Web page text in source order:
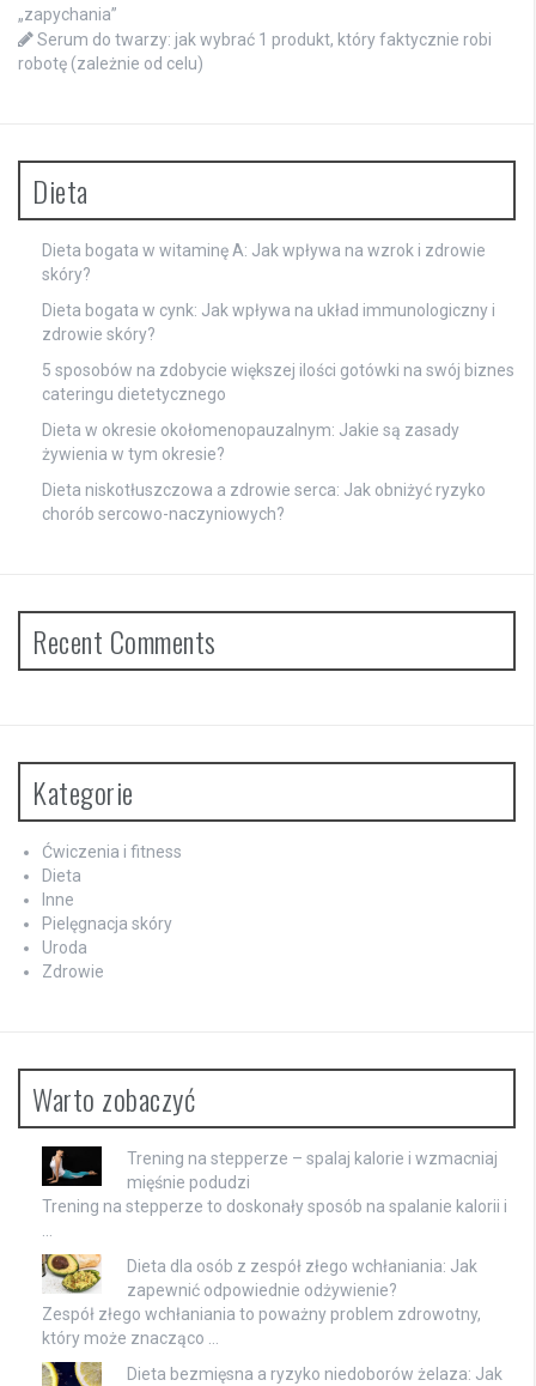
„zapychania”
Serum do twarzy: jak wybrać 1 produkt, który faktycznie robi
robotę (zależnie od celu)
Dieta
Dieta bogata w witaminę A: Jak wpływa na wzrok i zdrowie
skóry?
Dieta bogata w cynk: Jak wpływa na układ immunologiczny i
zdrowie skóry?
5 sposobów na zdobycie większej ilości gotówki na swój biznes
cateringu dietetycznego
Dieta w okresie okołomenopauzalnym: Jakie są zasady
żywienia w tym okresie?
Dieta niskotłuszczowa a zdrowie serca: Jak obniżyć ryzyko
chorób sercowo-naczyniowych?
Recent Comments
Kategorie
Ćwiczenia i fitness
Dieta
Inne
Pielęgnacja skóry
Uroda
Zdrowie
Warto zobaczyć
Trening na stepperze – spalaj kalorie i wzmacniaj
mięśnie podudzi
Trening na stepperze to doskonały sposób na spalanie kalorii i
Dieta dla osób z zespół złego wchłaniania: Jak
zapewnić odpowiednie odżywienie?
Zespół złego wchłaniania to poważny problem zdrowotny,
który może znacząco …
Dieta bezmięsna a ryzyko niedoborów żelaza: Jak